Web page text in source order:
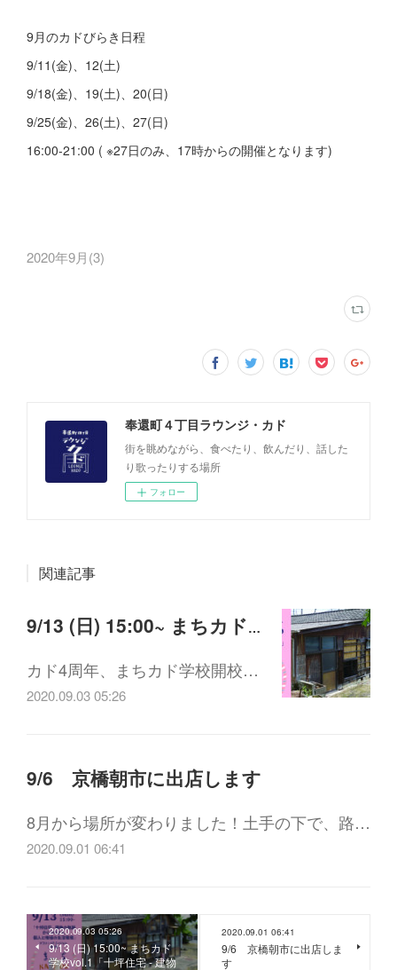
9月のカドびらき日程
9/11(金)、12(土)
9/18(金)、19(土)、20(日)
9/25(金)、26(土)、27(日)
16:00-21:00 ( ※27日のみ、17時からの開催となります)
2020年9月(3)
奉還町４丁目ラウンジ・カド
街を眺めながら、食べたり、飲んだり、話した
り歌ったりする場所
フォロー
関連記事
9/13 (日) 15:00~ まちカド学校vol.1「十坪住宅 - 建物の軌跡からひもとく、個人と地域の生活環境」
カド4周年、まちカド学校開校…
2020.09.03 05:26
9/6 京橋朝市に出店します
8月から場所が変わりました！土手の下で、路…
2020.09.01 06:41
2020.09.03 05:26
9/13 (日) 15:00~ まちカド
学校vol.1「十坪住宅 - 建物
2020.09.01 06:41
9/6 京橋朝市に出店しま
す